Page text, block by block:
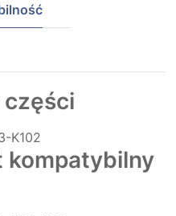
K102
kompatybilny